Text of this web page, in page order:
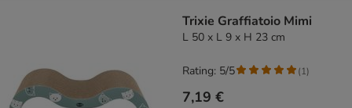
Trixie Graffiatoio Mimi
L 50 x L 9 x H 23 cm
7,19 €
Rating: 5/5 (1)